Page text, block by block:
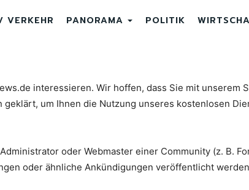
VERKEHR PANORAMA POLITIK
interessieren. Wir hoffen, dass Sie mit unserem
um Ihnen die Nutzung unseres kostenlosen
oder Webmaster einer Community (z. B.
oder ähnliche Ankündigungen veröffentlicht